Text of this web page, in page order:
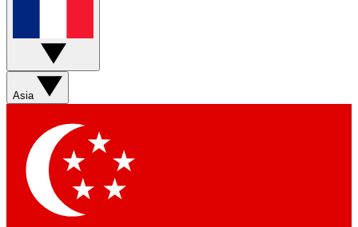
Asia